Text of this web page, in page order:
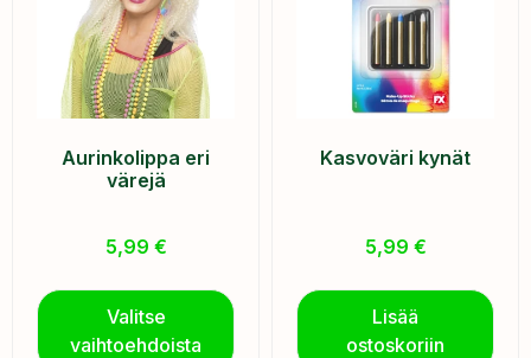
Aurinkolippa eri
värejä
5,99 €
Valitse
vaihtoehdoista
Kasvoväri kynät
5,99 €
Lisää
ostoskoriin